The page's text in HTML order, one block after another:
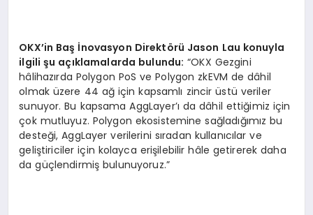
OKX’in Baş İnovasyon Direktörü Jason Lau konuyla
ilgili şu açıklamalarda bulundu: “OKX Gezgini
hâlihazırda Polygon PoS ve Polygon zkEVM de dâhil
olmak üzere 44 ağ için kapsamlı zincir üstü veriler
sunuyor. Bu kapsama AggLayer’ı da dâhil ettiğimiz için
çok mutluyuz. Polygon ekosistemine sağladığımız bu
desteği, AggLayer verilerini sıradan kullanıcılar ve
geliştiriciler için kolayca erişilebilir hâle getirerek daha
da güçlendirmiş bulunuyoruz.”